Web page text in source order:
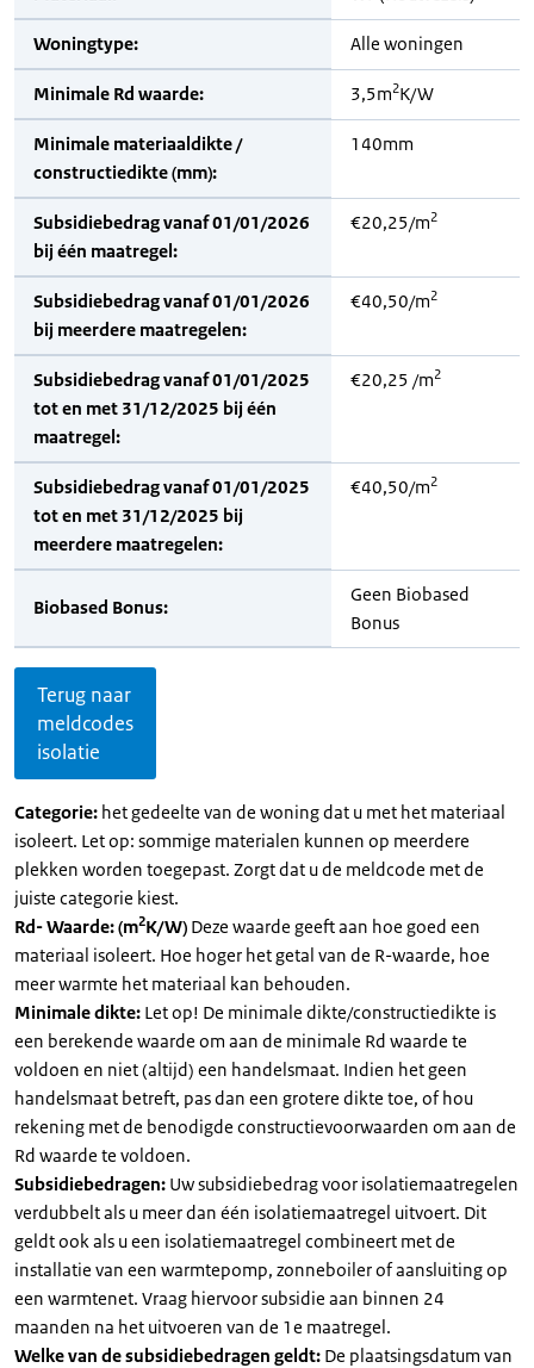
Woningtype: Alle woningen
Minimale Rd waarde: 3,5m2K/W
Minimale materiaaldikte /
constructiedikte (mm):
140mm
Subsidiebedrag vanaf 01/01/2026
bij één maatregel:
€20,25/m2
Subsidiebedrag vanaf 01/01/2026
bij meerdere maatregelen:
€40,50/m2
Subsidiebedrag vanaf 01/01/2025
tot en met 31/12/2025 bij één
maatregel:
€20,25 /m2
Subsidiebedrag vanaf 01/01/2025
tot en met 31/12/2025 bij
meerdere maatregelen:
€40,50/m2
Biobased Bonus:
Geen Biobased
Bonus
Terug naar
meldcodes
isolatie
Categorie: het gedeelte van de woning dat u met het materiaal
isoleert. Let op: sommige materialen kunnen op meerdere
plekken worden toegepast. Zorgt dat u de meldcode met de
juiste categorie kiest.
Rd- Waarde: (m2K/W) Deze waarde geeft aan hoe goed een
materiaal isoleert. Hoe hoger het getal van de R-waarde, hoe
meer warmte het materiaal kan behouden.
Minimale dikte: Let op! De minimale dikte/constructiedikte is
een berekende waarde om aan de minimale Rd waarde te
voldoen en niet (altijd) een handelsmaat. Indien het geen
handelsmaat betreft, pas dan een grotere dikte toe, of hou
rekening met de benodigde constructievoorwaarden om aan de
Rd waarde te voldoen.
Subsidiebedragen: Uw subsidiebedrag voor isolatiemaatregelen
verdubbelt als u meer dan één isolatiemaatregel uitvoert. Dit
geldt ook als u een isolatiemaatregel combineert met de
installatie van een warmtepomp, zonneboiler of aansluiting op
een warmtenet. Vraag hiervoor subsidie aan binnen 24
maanden na het uitvoeren van de 1e maatregel.
Welke van de subsidiebedragen geldt: De plaatsingsdatum van